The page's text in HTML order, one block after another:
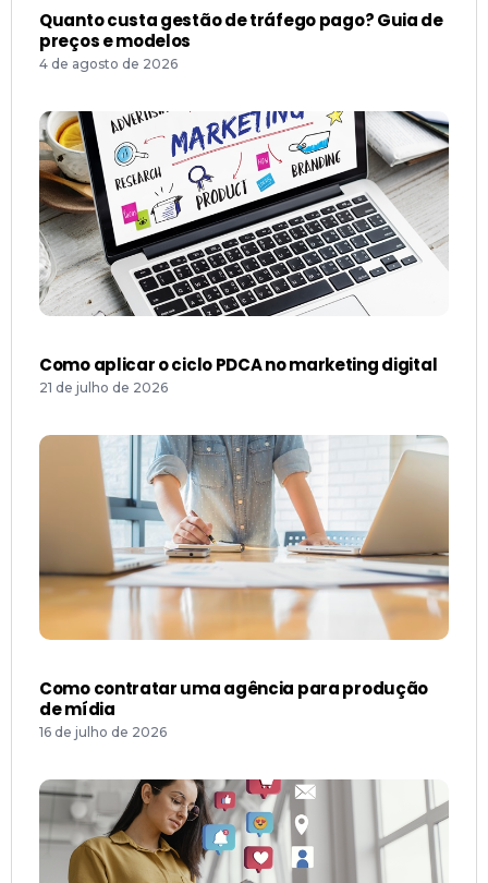
Quanto custa gestão de tráfego pago? Guia de
preços e modelos
4 de agosto de 2026
Como aplicar o ciclo PDCA no marketing digital
21 de julho de 2026
Como contratar uma agência para produção
de mídia
16 de julho de 2026